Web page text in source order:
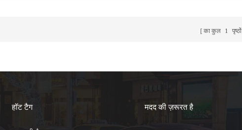
का कुल 1 पृष्ठों
हॉट टैग मदद की ज़रूरत है